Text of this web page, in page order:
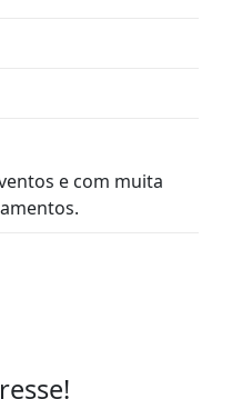
e com muita